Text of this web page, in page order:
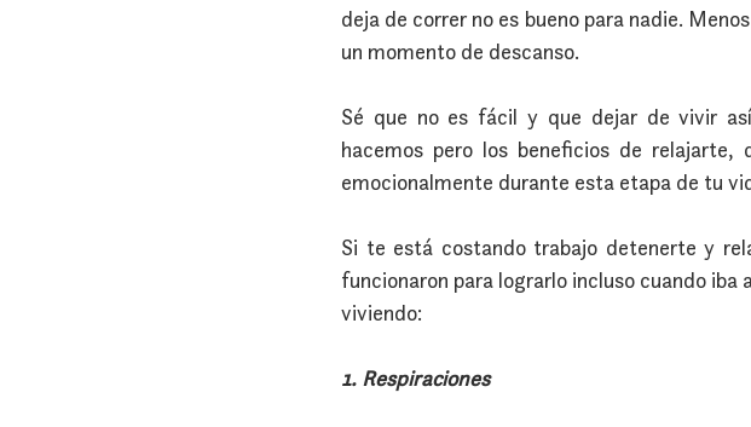
deja de correr no es bueno para nadie.
un momento de descanso.
Sé que no es fácil y que dejar de vivir
hacemos pero los beneficios de
emocionalmente durante esta etapa de tu
Si te está costando trabajo detenerte y
funcionaron para lograrlo incluso cuando
viviendo:
1. Respiraciones